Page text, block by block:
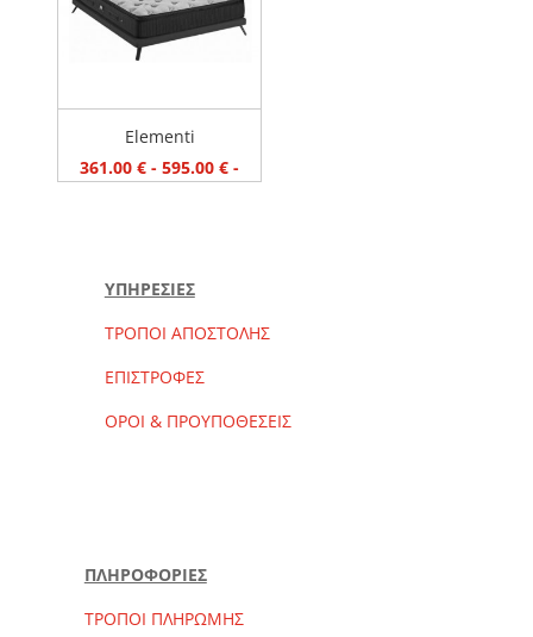
Delux
Cloud
Elementi
361.00€ -595.00€ -
ΥΠΗΡΕΣΙΕΣ
ΤΡΟΠΟΙ ΑΠΟΣΤΟΛΗΣ
ΕΠΙΣΤΡΟΦΕΣ
ΟΡΟΙ & ΠΡΟΥΠΟΘΕΣΕΙΣ
ΠΛΗΡΟΦΟΡΙΕΣ
ΤΡΟΠΟΙ ΠΛΗΡΩΜΗΣ